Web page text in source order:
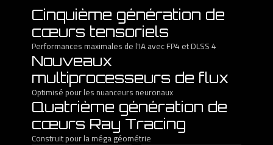
Cinquième génération de
cœurs tensoriels
Performances maximales de l'IA avec FP4 et DLSS 4
Nouveaux
multiprocesseurs de flux
Optimisé pour les nuanceurs neuronaux
Quatrième génération de
cœurs Ray Tracing
Construit pour la méga géométrie